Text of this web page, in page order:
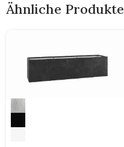
Ähnliche Produkte